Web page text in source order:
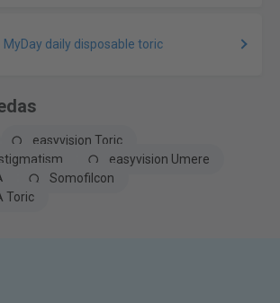
MyDay daily disposable toric
easyvision Toric
easyvision Umere
Somofilcon
Toric